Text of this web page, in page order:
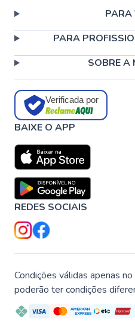
PARA
PARA
SOBRE A
Verificada por
BAIXE O APP
REDES SOCIAIS
Condições válidas apenas
poderão ter condições